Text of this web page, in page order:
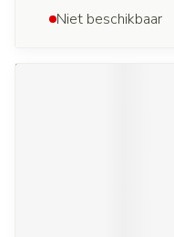
Niet beschikbaar